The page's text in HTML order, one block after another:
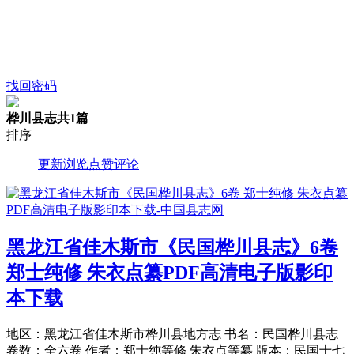
找回密码
桦川县志共1篇
排序
更新浏览点赞评论
黑龙江省佳木斯市《民国桦川县志》6卷
郑士纯修 朱衣点纂PDF高清电子版影印
本下载
地区：黑龙江省佳木斯市桦川县地方志 书名：民国桦川县志
卷数：全六卷 作者：郑士纯等修 朱衣点等纂 版本：民国十七